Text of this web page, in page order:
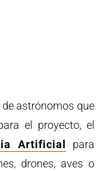
astrónomos que
el proyecto, el
Artificial
para
drones, aves o